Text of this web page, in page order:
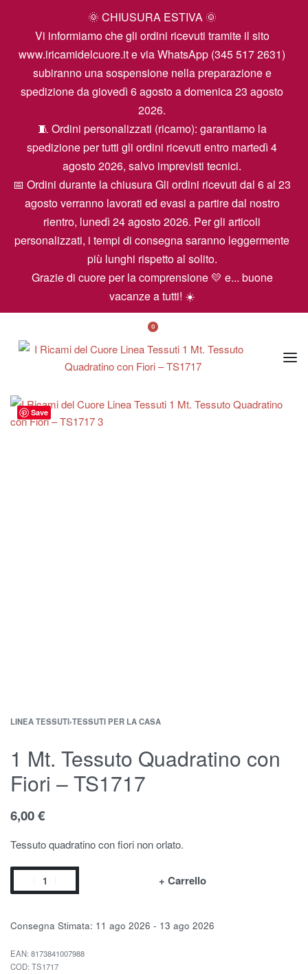
🌞 CHIUSURA ESTIVA 🌞
Vi informiamo che gli ordini ricevuti tramite il sito
www.iricamidelcuore.it e via WhatsApp (345 517 2631)
subiranno una sospensione nella preparazione e
spedizione da giovedì 6 agosto a domenica 23 agosto
2026.
🧵 Ordini personalizzati (ricamo): garantiamo la
spedizione per tutti gli ordini ricevuti entro martedì 4
agosto 2026, salvo imprevisti tecnici.
📅 Ordini durante la chiusura Gli ordini ricevuti dal 6 al 23
agosto verranno lavorati ed evasi a partire dal nostro
rientro, lunedì 24 agosto 2026. Per gli articoli
personalizzati, i tempi di consegna saranno leggermente
più lunghi rispetto al solito.
Grazie di cuore per la comprensione 💛 e... buone
vacanze a tutti! ☀️
0
Save
LINEA TESSUTI›TESSUTI PER LA CASA
1 Mt. Tessuto Quadratino con
Fiori – TS1717
6,00€
Tessuto quadratino con fiori non orlato.
+ Carrello
Consegna Stimata: 11 ago 2026 - 13 ago 2026
EAN: 8173841007988
TS1717